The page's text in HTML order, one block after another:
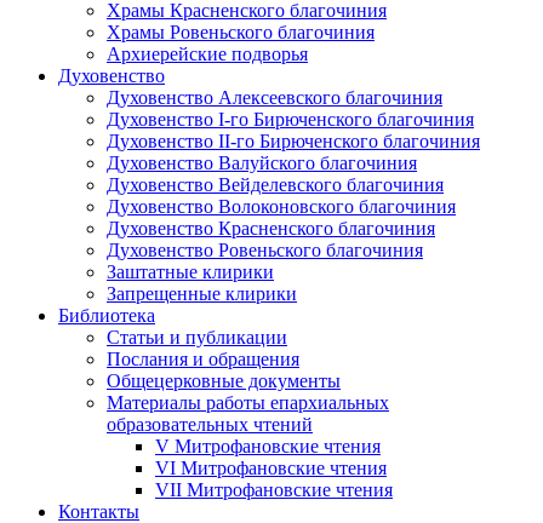
Храмы Красненского благочиния
Храмы Ровеньского благочиния
Архиерейские подворья
Духовенство
Духовенство Алексеевского благочиния
Духовенство I-го Бирюченского благочиния
Духовенство II-го Бирюченского благочиния
Духовенство Валуйского благочиния
Духовенство Вейделевского благочиния
Духовенство Волоконовского благочиния
Духовенство Красненского благочиния
Духовенство Ровеньского благочиния
Заштатные клирики
Запрещенные клирики
Библиотека
Статьи и публикации
Послания и обращения
Общецерковные документы
Материалы работы епархиальных
образовательных чтений
V Митрофановские чтения
VI Митрофановские чтения
VII Митрофановские чтения
Контакты